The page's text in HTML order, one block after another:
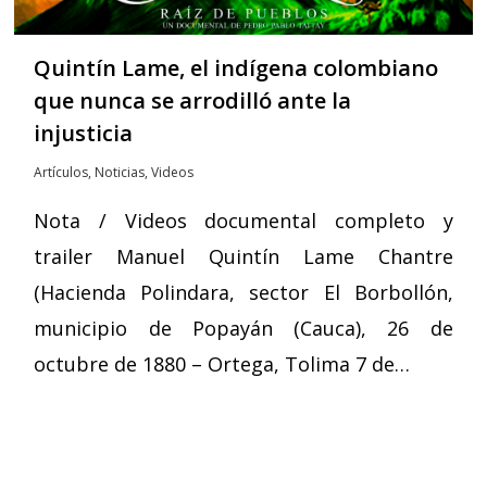
Quintín Lame, el indígena colombiano
que nunca se arrodilló ante la
injusticia
Artículos, Noticias,Videos
Nota / Videos documental completo y
trailer Manuel Quintín Lame Chantre
(Hacienda Polindara, sector El Borbollón,
municipio de Popayán (Cauca), 26 de
octubre de 1880 – Ortega, Tolima 7 de…